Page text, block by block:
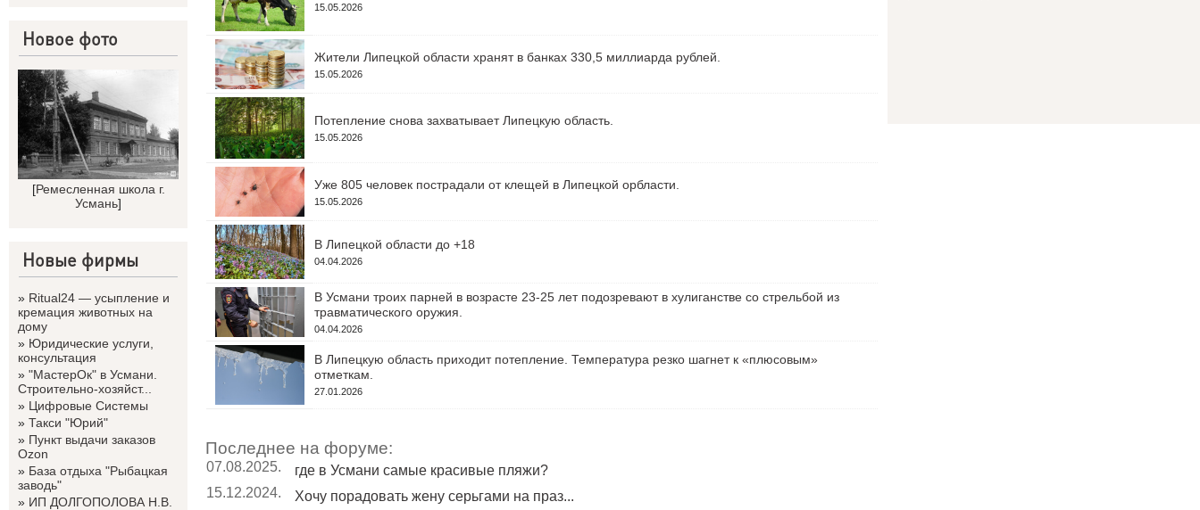
Новое фото
[Ремесленная школа г.
Усмань]
Новые фирмы
» Ritual24 — усыпление и
кремация животных на
дому
» Юридические услуги,
консультация
» "МастерОк" в Усмани.
Строительно-хозяйст...
» Цифровые Системы
» Такси "Юрий"
» Пункт выдачи заказов
Ozon
» База отдыха "Рыбацкая
заводь"
» ИП ДОЛГОПОЛОВА Н.В.
15.05.2026
Жители Липецкой области хранят в банках 330,5 миллиарда рублей.
15.05.2026
Потепление снова захватывает Липецкую область.
15.05.2026
Уже 805 человек пострадали от клещей в Липецкой орбласти.
15.05.2026
В Липецкой области до +18
04.04.2026
В Усмани троих парней в возрасте 23-25 лет подозревают в хулиганстве со стрельбой из
травматического оружия.
04.04.2026
В Липецкую область приходит потепление. Температура резко шагнет к «плюсовым»
отметкам.
27.01.2026
Последнее на форуме:
07.08.2025.
где в Усмани самые красивые пляжи?
15.12.2024.
Хочу порадовать жену серьгами на праз...